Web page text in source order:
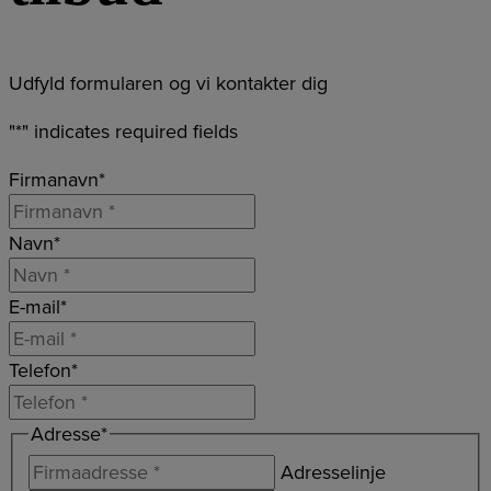
Udfyld formularen og vi kontakter dig
"*" indicates required fields
Firmanavn*
Navn*
E-mail*
Telefon*
Adresse*
Adresselinje